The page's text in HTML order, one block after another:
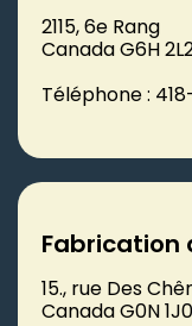
2115, 6e Rang
Canada G6H
Téléphone :
Fabrication
15., rue Des
Canada G0N 1J0